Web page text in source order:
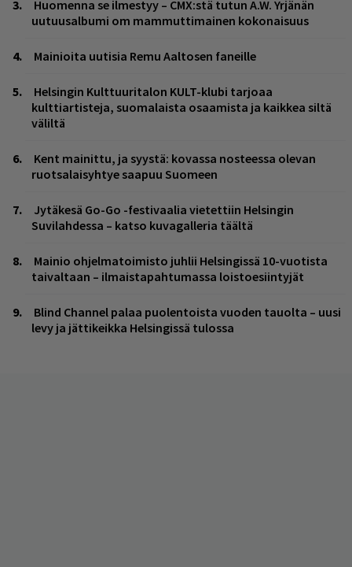
Huomenna se ilmestyy – CMX:stä tutun A.W. Yrjänän
uutuusalbumi om mammuttimainen kokonaisuus
Mainioita uutisia Remu Aaltosen faneille
Helsingin Kulttuuritalon KULT-klubi tarjoaa
kulttiartisteja, suomalaista osaamista ja kaikkea siltä
väliltä
Kent mainittu, ja syystä: kovassa nosteessa olevan
ruotsalaisyhtye saapuu Suomeen
Jytäkesä Go-Go -festivaalia vietettiin Helsingin
Suvilahdessa – katso kuvagalleria täältä
Mainio ohjelmatoimisto juhlii Helsingissä 10-vuotista
taivaltaan – ilmaistapahtumassa loistoesiintyjät
Blind Channel palaa puolentoista vuoden tauolta – uusi
levy ja jättikeikka Helsingissä tulossa